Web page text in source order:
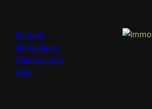
Kontakt
Impressum
Datenschutz
AGB